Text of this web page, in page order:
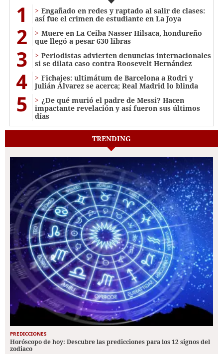
1
Engañado en redes y raptado al salir de clases:
así fue el crimen de estudiante en La Joya
2
Muere en La Ceiba Nasser Hilsaca, hondureño
que llegó a pesar 630 libras
3
Periodistas advierten denuncias internacionales
si se dilata caso contra Roosevelt Hernández
4
Fichajes: ultimátum de Barcelona a Rodri y
Julián Álvarez se acerca; Real Madrid lo blinda
5
¿De qué murió el padre de Messi? Hacen
impactante revelación y así fueron sus últimos
días
TRENDING
PREDICCIONES
Horóscopo de hoy: Descubre las predicciones para los 12 signos del
zodiaco